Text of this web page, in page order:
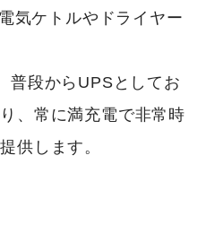
気ケトルやドライヤー
普段からUPSとしてお
、常に満充電で非常時
供します。